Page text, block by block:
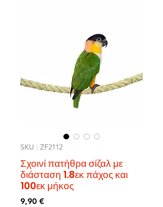
SKU : ZF2112
Σχοινί πατήθρα σίζαλ με
διάσταση 1.8εκ πάχος και
100εκ μήκος
9,90 €Prix